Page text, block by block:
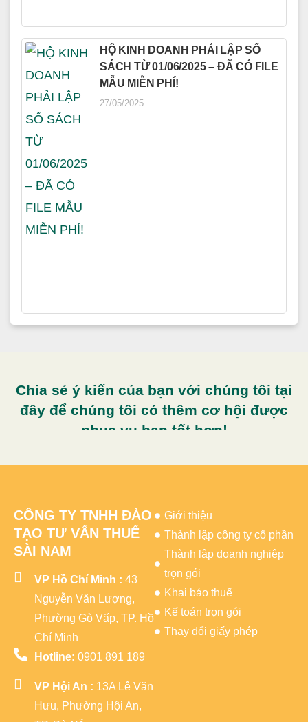
HỘ KINH DOANH PHẢI LẬP SỔ
SÁCH TỪ 01/06/2025 – ĐÃ CÓ FILE
MẪU MIỄN PHÍ!
27/05/2025
Chia sẻ ý kiến của bạn với chúng tôi tại
đây để chúng tôi có thêm cơ hội được
phục vụ bạn tốt hơn!
CÔNG TY TNHH ĐÀO
TẠO TƯ VẤN THUẾ
SÀI NAM
VP Hồ Chí Minh : 43
Nguyễn Văn Lượng,
Phường Gò Vấp, TP. Hồ
Chí Minh
Hotline: 0901 891 189
VP Hội An : 13A Lê Văn
Hưu, Phường Hội An,
Giới thiệu
Thành lập công ty cổ phần
Thành lập doanh nghiệp
trọn gói
Khai báo thuế
Kế toán trọn gói
Thay đổi giấy phép